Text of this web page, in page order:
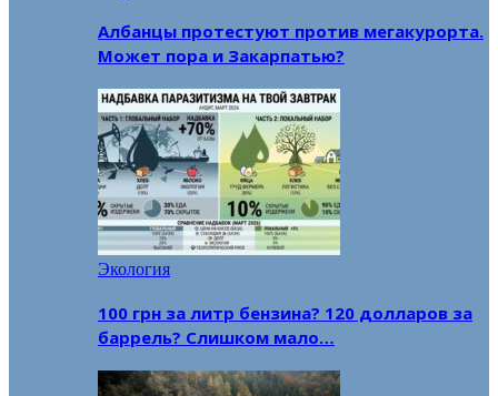
Албанцы протестуют против мегакурорта.
Может пора и Закарпатью?
Экология
100 грн за литр бензина? 120 долларов за
баррель? Слишком мало…